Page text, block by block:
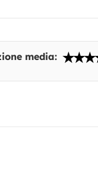
media: